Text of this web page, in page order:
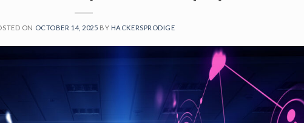
ON OCTOBER 14, 2025 BY HACKERSPRODIGE